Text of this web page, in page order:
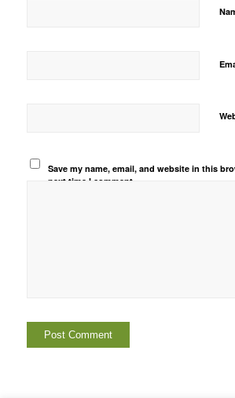
Save my name, email, and website in this
next time I comment.